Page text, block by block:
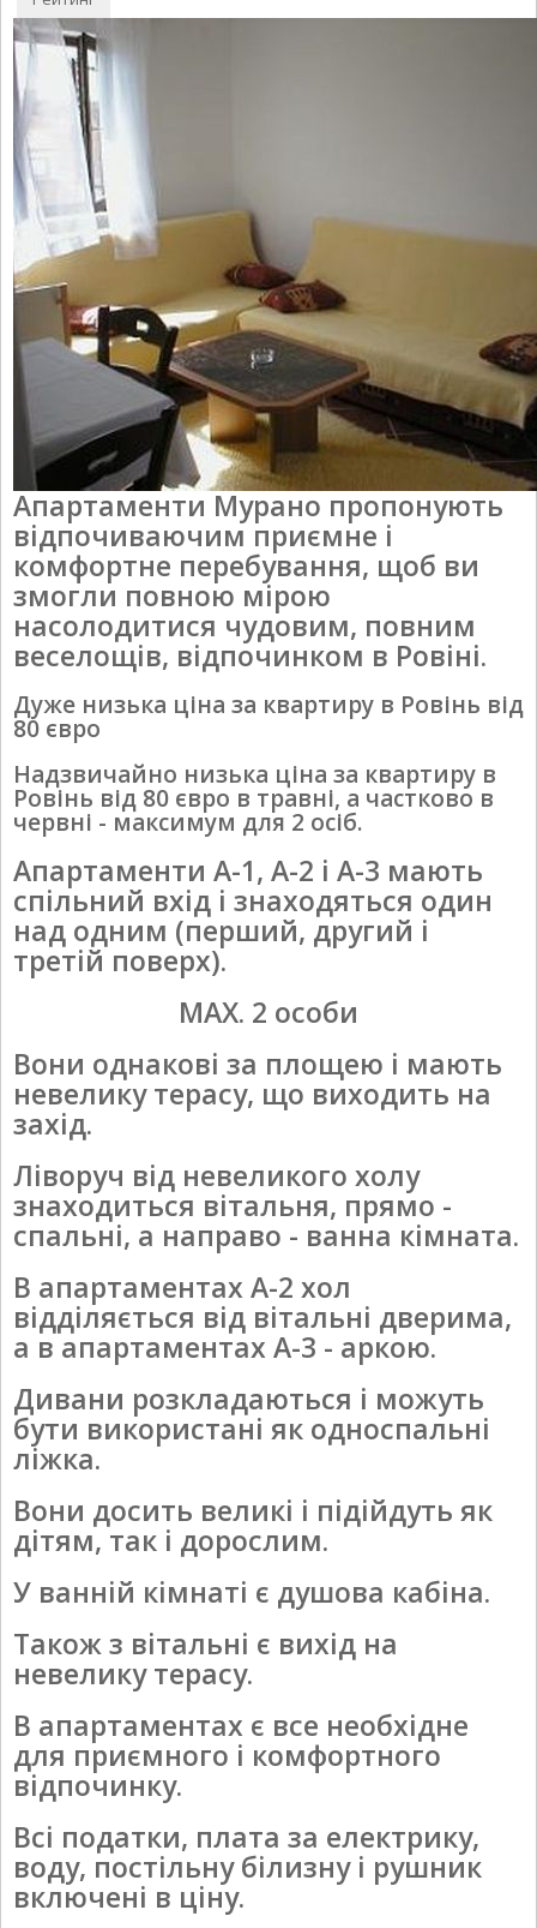
оцінку
Апартаменти Мурано пропонують
відпочиваючим приємне і
комфортне перебування, щоб ви
змогли повною мірою
насолодитися чудовим, повним
веселощів, відпочинком в Ровіні.
Дуже низька ціна за квартиру в Ровінь від
80 євро
Надзвичайно низька ціна за квартиру в
Ровінь від 80 євро в травні, а частково в
червні - максимум для 2 осіб.
Апартаменти A-1, A-2 і A-3 мають
спільний вхід і знаходяться один
над одним (перший, другий і
третій поверх).
MAX. 2 особи
Вони однакові за площею і мають
невелику терасу, що виходить на
захід.
Ліворуч від невеликого холу
знаходиться вітальня, прямо -
спальні, а направо - ванна кімната.
В апартаментах А-2 хол
відділяється від вітальні дверима,
а в апартаментах A-3 - аркою.
Дивани розкладаються і можуть
бути використані як односпальні
ліжка.
Вони досить великі і підійдуть як
дітям, так і дорослим.
У ванній кімнаті є душова кабіна.
Також з вітальні є вихід на
невелику терасу.
В апартаментах є все необхідне
для приємного і комфортного
відпочинку.
Всі податки, плата за електрику,
воду, постільну білизну і рушник
включені в ціну.